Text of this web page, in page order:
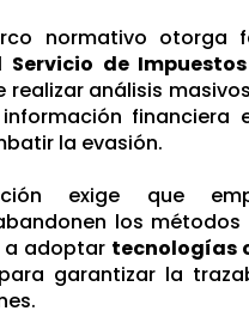
normativo otorga
Servicio de
realizar análisis
financiera
la evasión.
exige que
los métodos
a adoptar tecnologías
para garantizar la